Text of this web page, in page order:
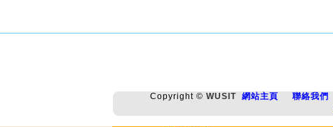
Copyright © WUSIT 網站主頁 聯絡我們